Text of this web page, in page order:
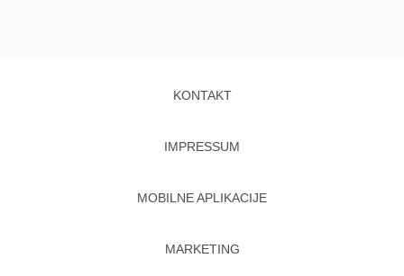
KONTAKT
IMPRESSUM
MOBILNE APLIKACIJE
MARKETING